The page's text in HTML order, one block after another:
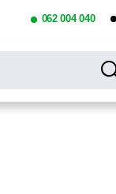
062 004 040